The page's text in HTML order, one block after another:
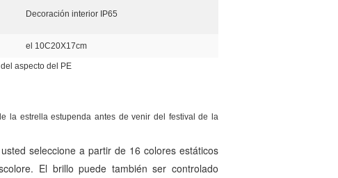
Decoración interior IP65
el 10C20X17cm
aspecto del PE
la estrella estupenda antes de venir del festival de la
seleccione a partir de 16 colores estáticos
El brillo puede también ser controlado